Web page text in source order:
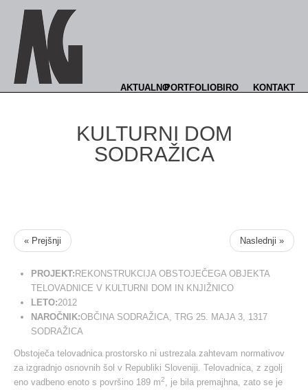
AKTUALNOPORTFOLIOBIRO KONTAKT
KULTURNI DOM
SODRAŽICA
« Prejšnji Naslednji »
PROJEKT: REKONSTRUKCIJA OBSTOJEČEGA OBJEKTA
TELOVADNICE V KULTURNI DOM IN KNJIŽNICO
LETO:2012
NAROČNIK:OBČINA SODRAŽICA, TRG 25. MAJA 3, 1317
SODRAŽICA
Obstoječa telovadnica prostorsko ni ustrezala zahtevam normativov
za izgradnjo osnovnih šol v Republiki Sloveniji. Telovadnica, z zgolj
eno vadbeno enoto s površino 189 m2
, je bila premajhna, zato se je